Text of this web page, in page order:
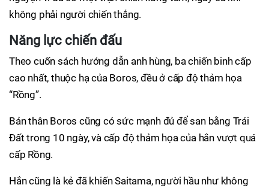
không phải người chiến thắng.
Năng lực chiến đấu
Theo cuốn sách hướng dẫn anh hùng, ba chiến binh cấp
cao nhất, thuộc hạ của Boros, đều ở cấp độ thảm họa
“Rồng”.
Bản thân Boros cũng có sức mạnh đủ để san bằng Trái
Đất trong 10 ngày, và cấp độ thảm họa của hắn vượt quá
cấp Rồng.
Hắn cũng là kẻ đã khiến Saitama, người hầu như không